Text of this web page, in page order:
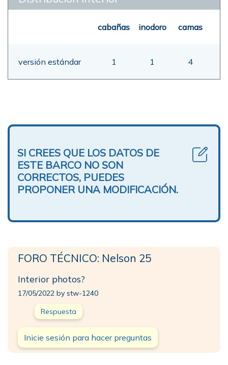
cabañas inodoro camas
versión estándar 1 1 4
SI CREES QUE LOS DATOS DE
ESTE BARCO NO SON
CORRECTOS, PUEDES
PROPONER UNA MODIFICACIÓN.
FORO TÉCNICO: Nelson 25
Interior photos?
17/05/2022 by stw-1240
Respuesta
Inicie sesión para hacer preguntas